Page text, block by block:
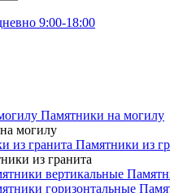
9:00-18:00
Памятники на могилу
могилу
Памятники из
из гранита